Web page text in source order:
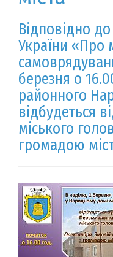
Відповідно
України «Про
березня о
районного
відбудеться
міського
громадою